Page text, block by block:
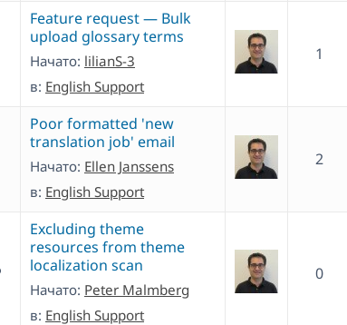
Feature request — Bulk
upload glossary terms
Начато: lilianS-3
в: English Support
1
Poor formatted 'new
translation job' email
Начато: Ellen Janssens
в: English Support
2
Excluding theme
resources from theme
localization scan
Начато: Peter Malmberg
в: English Support
0